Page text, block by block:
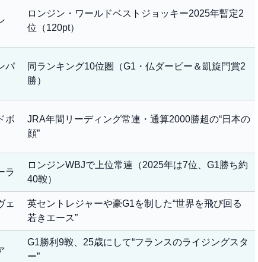
ロンジン・ワールドベストジョッキー2025年暫定2
位（120pt）
パ
同ランキング10位圏（G1・仏ダービー＆凱旋門賞2
勝）
ボ
JRA年間リーディング常連・通算2000勝超の“日本の
顔”
ラ
ロンジンWBJで上位常連（2025年は7位、G1勝ち約
40鞍）
ェ
英セントレジャーや豪G1を制した“世界を飛び回る
若きエース”
G1勝利9鞍、25歳にして“フランスのライジングスタ
ー”